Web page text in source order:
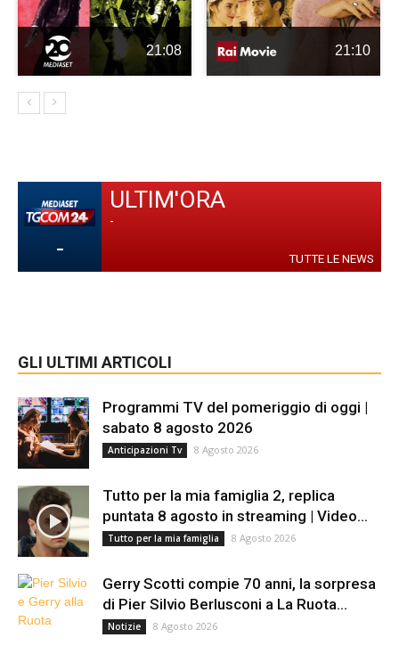
21:08 21:10
-
ULTIM'ORA
-
TUTTE LE NEWS
GLI ULTIMI ARTICOLI
Programmi TV del pomeriggio di oggi |
sabato 8 agosto 2026
Anticipazioni Tv 8 Agosto 2026
Tutto per la mia famiglia 2, replica
puntata 8 agosto in streaming | Video...
Tutto per la mia famiglia 8 Agosto 2026
Gerry Scotti compie 70 anni, la sorpresa
di Pier Silvio Berlusconi a La Ruota...
Notizie 8 Agosto 2026